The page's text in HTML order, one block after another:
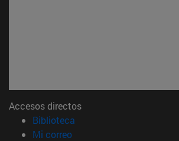
Accesos directos
Biblioteca
Mi correo(abre en nueva ventana)